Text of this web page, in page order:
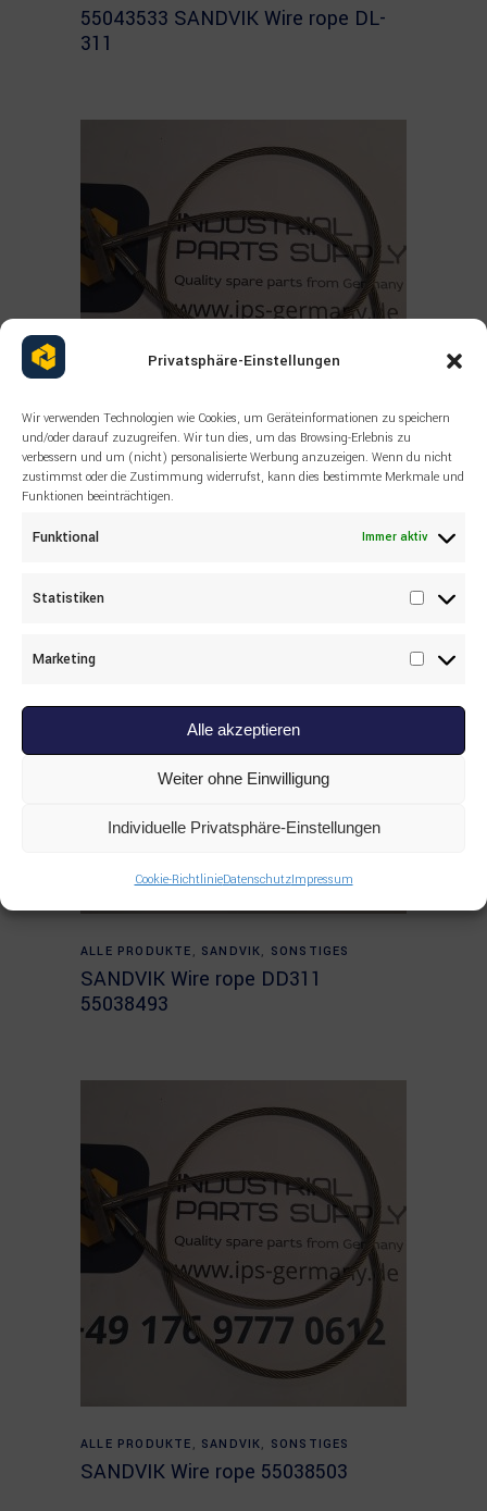
Privatsphäre-Einstellungen
Wir verwenden Technologien wie Cookies, um Geräteinformationen zu speichern
und/oder darauf zuzugreifen. Wir tun dies, um das Browsing-Erlebnis zu
verbessern und um (nicht) personalisierte Werbung anzuzeigen. Wenn du nicht
zustimmst oder die Zustimmung widerrufst, kann dies bestimmte Merkmale und
Funktionen beeinträchtigen.
Funktional Immer aktiv
Statistiken
Marketing
Alle akzeptieren
Weiter ohne Einwilligung
Individuelle Privatsphäre-Einstellungen
Cookie-RichtlinieDatenschutzImpressum
55043533 SANDVIK Wire rope DL-
311
Read more
ALLE PRODUKTE ,SANDVIK,SONSTIGES
SANDVIK Wire rope 55038517
Read more
ALLE PRODUKTE , SANDVIK, SONSTIGES
SANDVIK Wire rope DD311
55038493
Read more
ALLE PRODUKTE , SANDVIK, SONSTIGES
SANDVIK Wire rope 55038503